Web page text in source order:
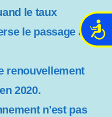
A
c
le taux
le passage à la
renouvellement
2020.
n'est pas